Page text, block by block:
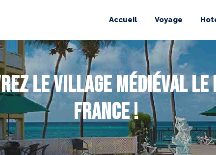
Accueil Voyage
le village médiéval le
France !